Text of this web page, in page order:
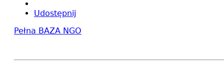
Udostępnij
Pełna BAZA NGO